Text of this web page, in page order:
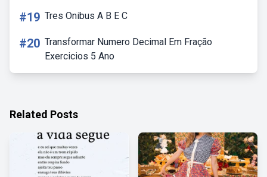
#19 Tres Onibus A B E C
#20 Transformar Numero Decimal Em Fração
Exercicios 5 Ano
Related Posts